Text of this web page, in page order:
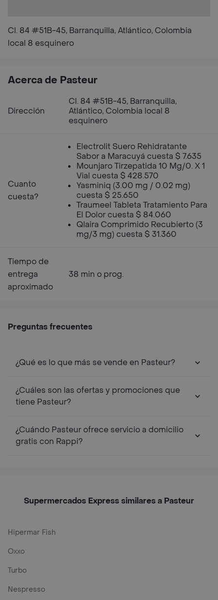
Cl. 84 #51B-45, Barranquilla, Atlántico, Colombia
local 8 esquinero
Acerca de Pasteur
Dirección
Cl. 84 #51B-45, Barranquilla,
Atlántico, Colombia local 8
esquinero
Cuanto
cuesta?
Electrolit Suero Rehidratante
Sabor a Maracuyá cuesta $ 7.635
Mounjaro Tirzepatida 10 Mg/0. X 1
Vial cuesta $ 428.570
Yasminiq (3.00 mg / 0.02 mg)
cuesta $ 25.650
Traumeel Tableta Tratamiento Para
El Dolor cuesta $ 84.060
Qlaira Comprimido Recubierto (3
mg/3 mg) cuesta $ 31.360
Tiempo de
entrega
aproximado
38 min o prog.
Preguntas frecuentes
¿Qué es lo que más se vende en Pasteur?
¿Cuáles son las ofertas y promociones que
tiene Pasteur?
¿Cuándo Pasteur ofrece servicio a domicilio
gratis con Rappi?
Supermercados Express similares a Pasteur
Hipermar Fish
Oxxo
Turbo
Nespresso